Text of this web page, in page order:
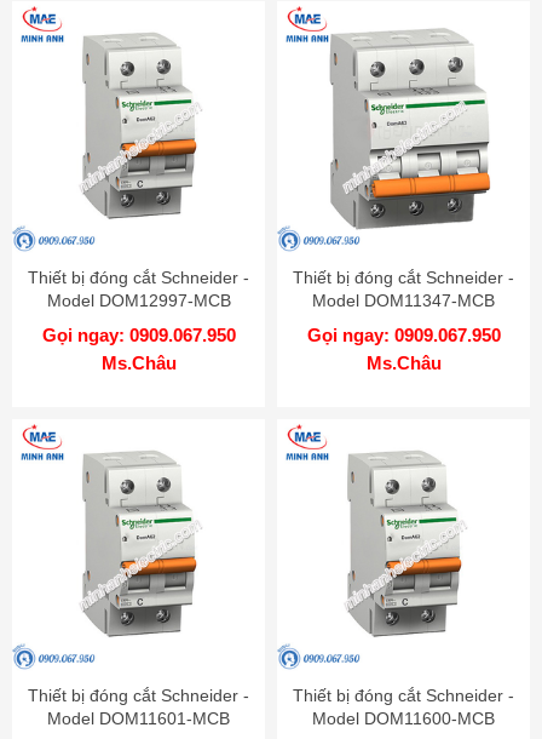
Thiết bị đóng cắt Schneider -
Model DOM12997-MCB
Gọi ngay: 0909.067.950
Ms.Châu
Thiết bị đóng cắt Schneider -
Model DOM11347-MCB
Gọi ngay: 0909.067.950
Ms.Châu
Thiết bị đóng cắt Schneider -
Model DOM11601-MCB
Thiết bị đóng cắt Schneider -
Model DOM11600-MCB